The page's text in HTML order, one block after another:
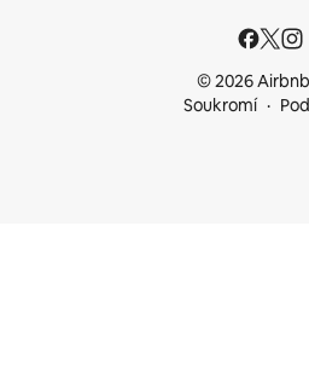
© 2026
Soukromí